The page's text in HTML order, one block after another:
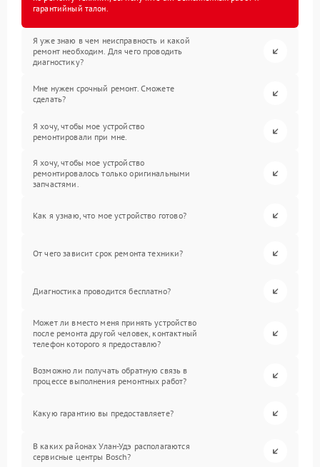
гарантийный талон.
Я уже знаю в чем неисправность и какой
ремонт необходим. Для чего проводить
диагностику?
Мне нужен срочный ремонт. Сможете
сделать?
Я хочу, чтобы мое устройство
ремонтировали при мне.
Я хочу, чтобы мое устройство
ремонтировалось только оригинальными
запчастями.
Как я узнаю, что мое устройство готово?
От чего зависит срок ремонта техники?
Диагностика проводится бесплатно?
Может ли вместо меня принять устройство
после ремонта другой человек, контактный
телефон которого я предоставлю?
Возможно ли получать обратную связь в
процессе выполнения ремонтных работ?
Какую гарантию вы предоставляете?
В каких районах Улан-Удэ располагаются
сервисные центры Bosch?